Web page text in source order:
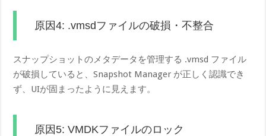
原因4: .vmsdファイルの破損・不整合
スナップショットのメタデータを管理する .vmsd ファイル
が破損していると、Snapshot Manager が正しく認識でき
ず、UIが固まったように見えます。
原因5: VMDKファイルのロック